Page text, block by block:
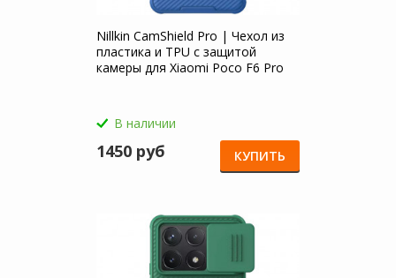
Nillkin CamShield Pro | Чехол из
пластика и TPU с защитой
камеры для Xiaomi Poco F6 Pro
В наличии
1450 руб КУПИТЬ